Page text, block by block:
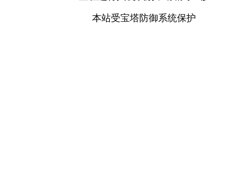
本站受宝塔防御系统保护